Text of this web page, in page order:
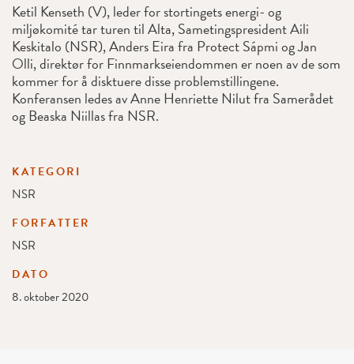
Ketil Kenseth (V), leder for stortingets energi- og
miljøkomité tar turen til Alta, Sametingspresident Aili
Keskitalo (NSR), Anders Eira fra Protect Sápmi og Jan
Olli, direktør for Finnmarkseiendommen er noen av de som
kommer for å disktuere disse problemstillingene.
Konferansen ledes av Anne Henriette Nilut fra Samerådet
og Beaska Niillas fra NSR.
KATEGORI
NSR
FORFATTER
NSR
DATO
8. oktober 2020